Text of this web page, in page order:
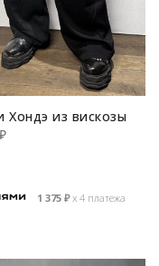
Хондэ из вискозы
₽
1 375 ₽х 4 платежа